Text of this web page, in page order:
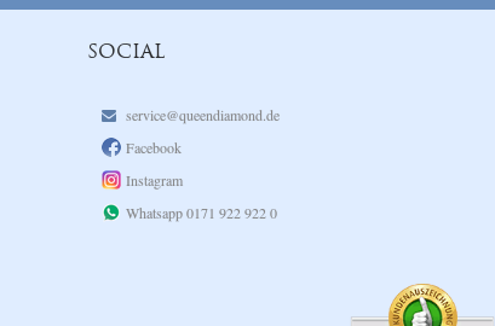
SOCIAL
service@queendiamond.de
Facebook
Instagram
Whatsapp 0171 922 922 0